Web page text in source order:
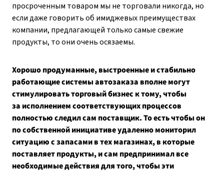
просроченным товаром мы не торговали никогда, но
если даже говорить об имиджевых преимуществах
компании, предлагающей только самые свежие
продукты, то они очень осязаемы.
Хорошо продуманные, выстроенные и стабильно
работающие системы автозаказа вполне могут
стимулировать торговый бизнес к тому, чтобы
за исполнением соответствующих процессов
полностью следил сам поставщик. То есть чтобы он
по собственной инициативе удаленно мониторил
ситуацию с запасами в тех магазинах, в которые
поставляет продукты, и сам предпринимал все
необходимые действия для того, чтобы эти